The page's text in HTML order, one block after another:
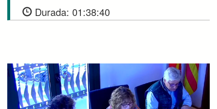
Durada: 01:38:40